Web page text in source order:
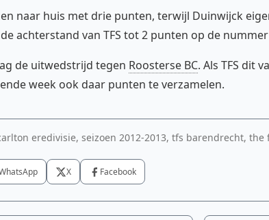
naar huis met drie punten, terwijl Duinwijck
achterstand van TFS tot 2 punten op de
de uitwedstrijd tegen Roosterse BC. Als TFS dit
week ook daar punten te verzamelen.
eredivisie, seizoen 2012-2013, tfs barendrecht,
X Facebook